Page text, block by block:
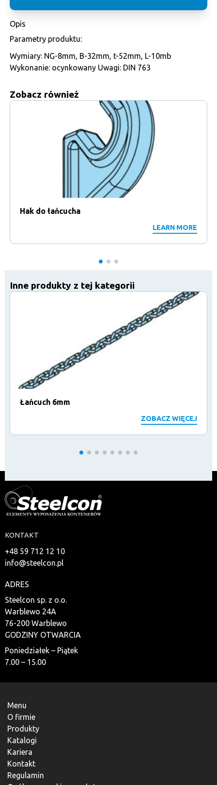
Opis
Parametry produktu:
Wymiary: NG-8mm, B-32mm, t-52mm, L-10mb
Wykonanie: ocynkowany Uwagi: DIN 763
Zobacz również
Hak do łańcucha
LEARN MORE
Inne produkty z tej kategorii
Łańcuch 6mm
ZOBACZ WIĘCEJ
KONTAKT
+48 59 712 12 10
info@steelcon.pl
ADRES
Steelcon sp. z o.o.
Warblewo 24A
76-200 Warblewo
GODZINY OTWARCIA
Poniedziałek – Piątek
7.00 – 15.00
Menu
O firmie
Produkty
Katalogi
Kariera
Kontakt
Regulamin